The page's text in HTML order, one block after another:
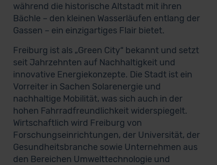
während die historische Altstadt mit ihren
Bächle – den kleinen Wasserläufen entlang der
Gassen – ein einzigartiges Flair bietet.
Freiburg ist als „Green City“ bekannt und setzt
seit Jahrzehnten auf Nachhaltigkeit und
innovative Energiekonzepte. Die Stadt ist ein
Vorreiter in Sachen Solarenergie und
nachhaltige Mobilität, was sich auch in der
hohen Fahrradfreundlichkeit widerspiegelt.
Wirtschaftlich wird Freiburg von
Forschungseinrichtungen, der Universität, der
Gesundheitsbranche sowie Unternehmen aus
den Bereichen Umwelttechnologie und